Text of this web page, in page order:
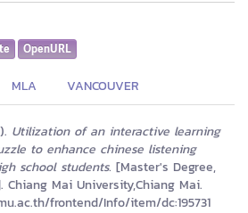
OpenURL
MLA VANCOUVER
Utilization of an interactive learning
to enhance chinese listening
school students. [Master's Degree,
Mai University,Chiang Mai.
frontend/Info/item/dc:195731